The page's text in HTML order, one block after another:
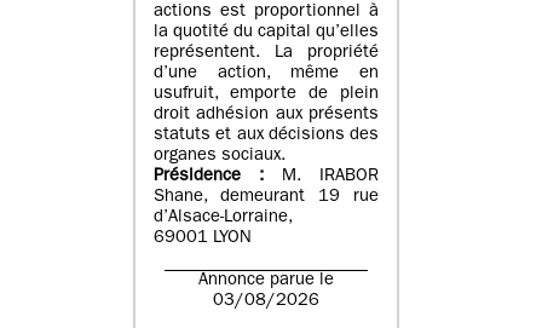
actions est proportionnel à
la quotité du capital qu’elles
représentent. La propriété
d’une action, même en
usufruit, emporte de plein
droit adhésion aux présents
statuts et aux décisions des
organes sociaux.
Présidence : M. IRABOR
Shane, demeurant 19 rue
d’Alsace-Lorraine,
69001 LYON
Annonce parue le
03/08/2026